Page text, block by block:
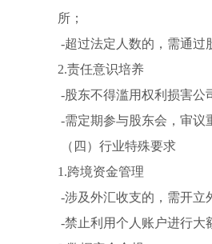
所；
-超过法定人数的，需通过
2.责任意识培养
-股东不得滥用权利损害公
-需定期参与股东会，审议
（四）行业特殊要求
1.跨境资金管理
-涉及外汇收支的，需开立
-禁止利用个人账户进行大